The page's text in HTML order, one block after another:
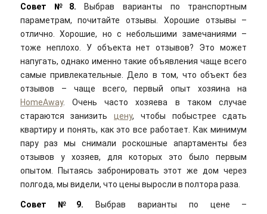
Совет №8. Выбрав варианты по транспортным
параметрам, почитайте отзывы. Хорошие отзывы –
отлично. Хорошие, но с небольшими замечаниями –
тоже неплохо. У объекта нет отзывов? Это может
напугать, однако именно такие объявления чаще всего
самые привлекательные. Дело в том, что объект без
отзывов – чаще всего, первый опыт хозяина на
HomeAway. Очень часто хозяева в таком случае
стараются занизитьцену, чтобы побыстрее сдать
квартиру и понять, как это все работает. Как минимум
пару раз мы снимали роскошные апартаменты без
отзывов у хозяев, для которых это было первым
опытом. Пытаясь забронировать этот же дом через
полгода, мы видели, что цены выросли в полтора раза.
Совет №9. Выбрав варианты по цене –